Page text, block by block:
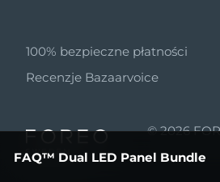
Program partnerski
Wiadomości
MYSA
Dystrybutorzy
100% bezpieczne płatności
Recenzje Bazaarvoice
© 2026
FAQ™ Dual LED Panel Bundle